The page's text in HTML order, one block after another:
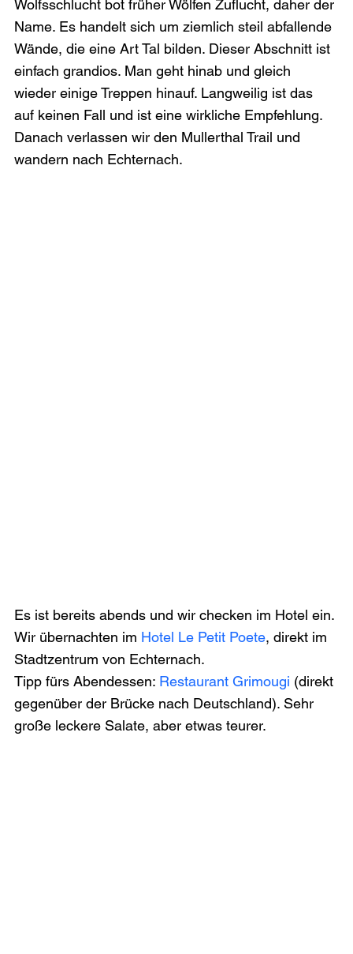
Wolfsschlucht bot früher Wölfen Zuflucht, daher der
Name. Es handelt sich um ziemlich steil abfallende
Wände, die eine Art Tal bilden. Dieser Abschnitt ist
einfach grandios. Man geht hinab und gleich
wieder einige Treppen hinauf. Langweilig ist das
auf keinen Fall und ist eine wirkliche Empfehlung.
Danach verlassen wir den Mullerthal Trail und
wandern nach Echternach.
Es ist bereits abends und wir checken im Hotel ein.
Wir übernachten im Hotel Le Petit Poete, direkt im
Stadtzentrum von Echternach.
Tipp fürs Abendessen: Restaurant Grimougi (direkt
gegenüber der Brücke nach Deutschland). Sehr
große leckere Salate, aber etwas teurer.